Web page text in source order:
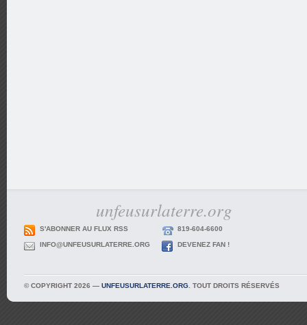
unfeusurlaterre.org
S'ABONNER AU FLUX RSS 819-604-6600
INFO@UNFEUSURLATERRE.ORG DEVENEZ FAN !
© COPYRIGHT 2026 — UNFEUSURLATERRE.ORG . TOUT DROITS RÉSERVÉS